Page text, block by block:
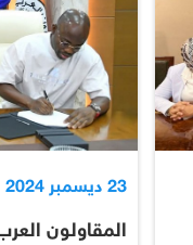
23 ديسمبر 2024
المقاولون